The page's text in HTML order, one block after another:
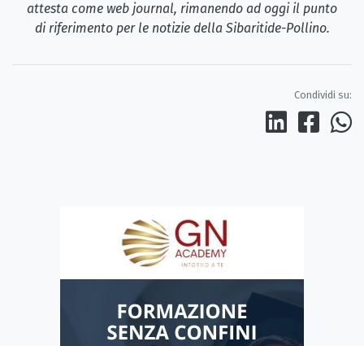
attesta come web journal, rimanendo ad oggi il punto
di riferimento per le notizie della Sibaritide-Pollino.
Condividi su: